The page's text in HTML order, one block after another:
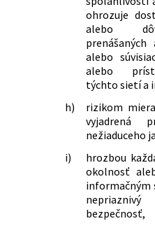
ohrozuje
alebo
prenášaných
alebo
alebo
týchto sietí a
h)
rizikom
vyjadrená
nežiaduceho
i)
hrozbou
okolnosť
informačným
bezpečnosť,